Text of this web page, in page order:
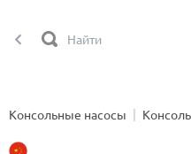
Консольные насосы